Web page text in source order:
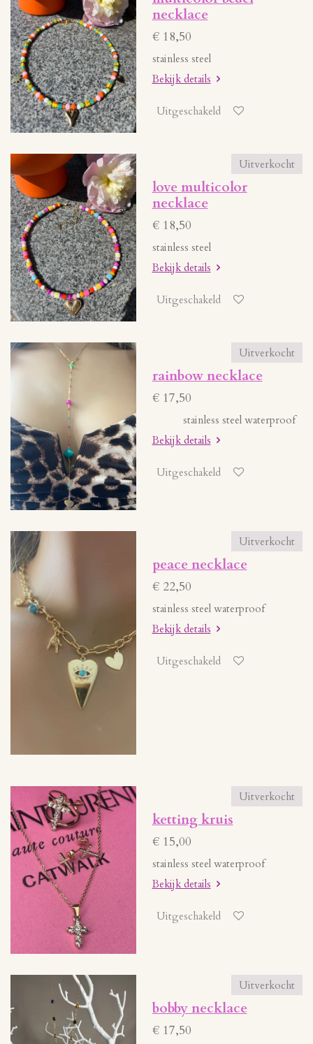
necklace
€ 18,50
stainless steel
Bekijk details
Uitgeschakeld
Uitverkocht
love multicolor
necklace
€ 18,50
stainless steel
Bekijk details
Uitgeschakeld
Uitverkocht
rainbow necklace
€ 17,50
stainless steel waterproof
Bekijk details
Uitgeschakeld
Uitverkocht
peace necklace
€ 22,50
stainless steel waterproof
Bekijk details
Uitgeschakeld
Uitverkocht
ketting kruis
€ 15,00
stainless steel waterproof
Bekijk details
Uitgeschakeld
Uitverkocht
bobby necklace
€ 17,50